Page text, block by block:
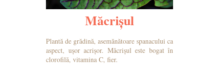
Măcrișul
Plantă de grădină, asemănătoare spanacului ca
aspect, ușor acrișor. Măcrișul este bogat în
clorofilă, vitamina C, fier.